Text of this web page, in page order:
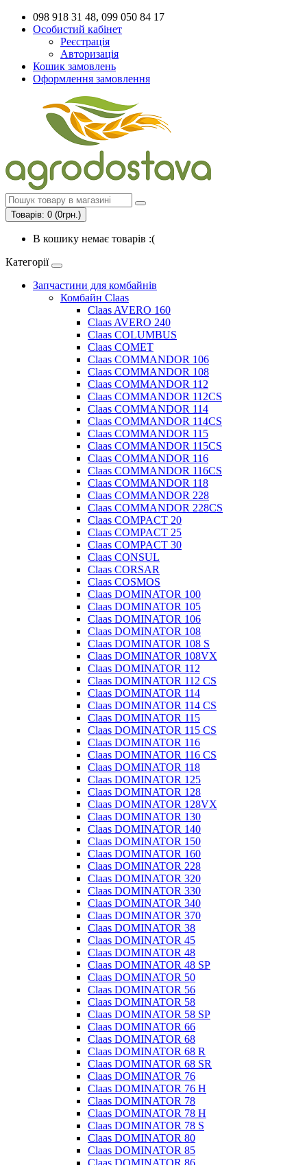
098 918 31 48, 099 050 84 17
Особистий кабінет
Реєстрація
Авторизація
Кошик замовлень
Оформлення замовлення
Товарів: 0 (0грн.)
В кошику немає товарів :(
Категорії
Запчастини для комбайнів
Комбайн Claas
Claas AVERO 160
Claas AVERO 240
Claas COLUMBUS
Claas COMET
Claas COMMANDOR 106
Claas COMMANDOR 108
Claas COMMANDOR 112
Claas COMMANDOR 112CS
Claas COMMANDOR 114
Claas COMMANDOR 114CS
Claas COMMANDOR 115
Claas COMMANDOR 115CS
Claas COMMANDOR 116
Claas COMMANDOR 116CS
Claas COMMANDOR 118
Claas COMMANDOR 228
Claas COMMANDOR 228CS
Claas COMPACT 20
Claas COMPACT 25
Claas COMPACT 30
Claas CONSUL
Claas CORSAR
Claas COSMOS
Claas DOMINATOR 100
Claas DOMINATOR 105
Claas DOMINATOR 106
Claas DOMINATOR 108
Claas DOMINATOR 108 S
Claas DOMINATOR 108VX
Claas DOMINATOR 112
Claas DOMINATOR 112 CS
Claas DOMINATOR 114
Claas DOMINATOR 114 CS
Claas DOMINATOR 115
Claas DOMINATOR 115 CS
Claas DOMINATOR 116
Claas DOMINATOR 116 CS
Claas DOMINATOR 118
Claas DOMINATOR 125
Claas DOMINATOR 128
Claas DOMINATOR 128VX
Claas DOMINATOR 130
Claas DOMINATOR 140
Claas DOMINATOR 150
Claas DOMINATOR 160
Claas DOMINATOR 228
Claas DOMINATOR 320
Claas DOMINATOR 330
Claas DOMINATOR 340
Claas DOMINATOR 370
Claas DOMINATOR 38
Claas DOMINATOR 45
Claas DOMINATOR 48
Claas DOMINATOR 48 SP
Claas DOMINATOR 50
Claas DOMINATOR 56
Claas DOMINATOR 58
Claas DOMINATOR 58 SP
Claas DOMINATOR 66
Claas DOMINATOR 68
Claas DOMINATOR 68 R
Claas DOMINATOR 68 SR
Claas DOMINATOR 76
Claas DOMINATOR 76 H
Claas DOMINATOR 78
Claas DOMINATOR 78 H
Claas DOMINATOR 78 S
Claas DOMINATOR 80
Claas DOMINATOR 85
Claas DOMINATOR 86